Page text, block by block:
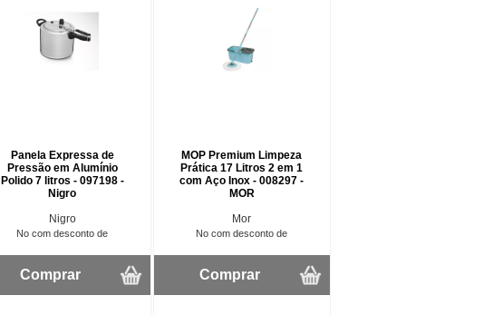
Panela Expressa de
Pressão em Alumínio
Polido 7 litros - 097198 -
Nigro
Nigro
No com desconto de
Comprar
MOP Premium Limpeza
Prática 17 Litros 2 em 1
com Aço Inox - 008297 -
MOR
Mor
No com desconto de
Comprar